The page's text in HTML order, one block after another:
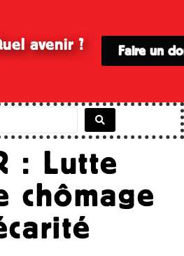
avenir ? Faire un
: Lutte
chômage